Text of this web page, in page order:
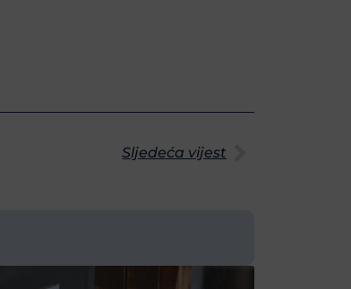
Sljedeća vijest